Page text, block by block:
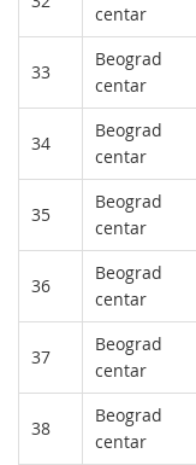
centar
33
Beograd
centar
34
Beograd
centar
35
Beograd
centar
36
Beograd
centar
37
Beograd
centar
38
Beograd
centar